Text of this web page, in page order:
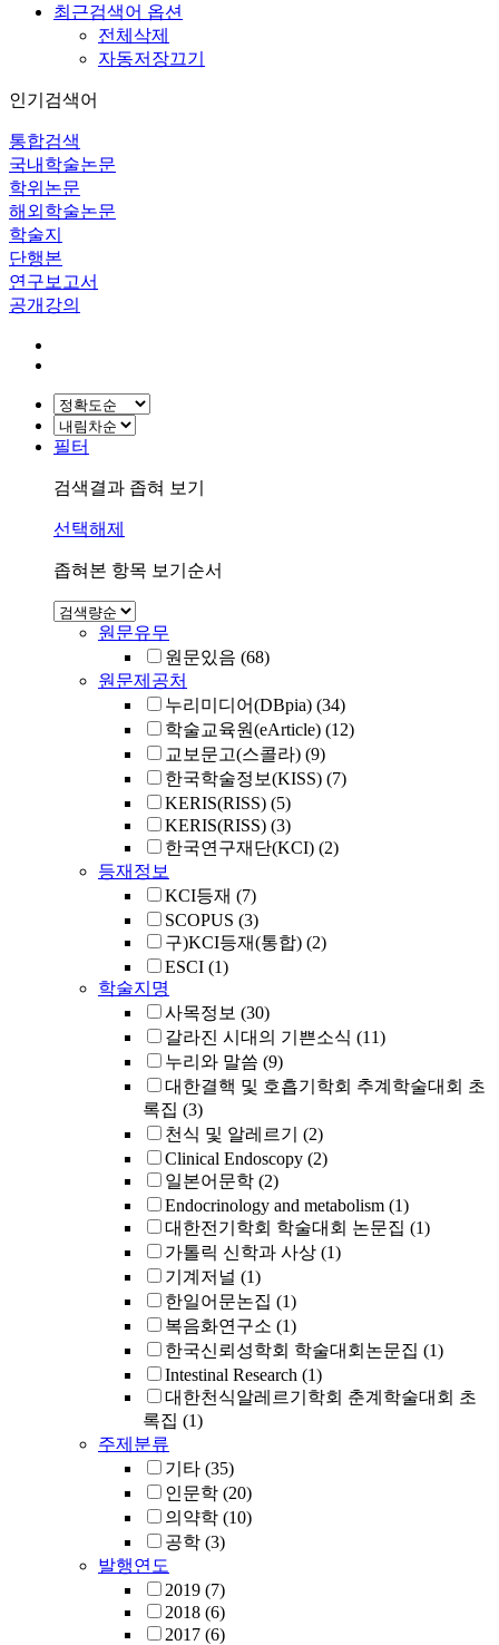
최근검색어 옵션
전체삭제
자동저장끄기
인기검색어
통합검색
국내학술논문
학위논문
해외학술논문
학술지
단행본
연구보고서
공개강의
필터
검색결과 좁혀 보기
선택해제
좁혀본 항목 보기순서
원문유무
원문있음 (68)
원문제공처
누리미디어(DBpia) (34)
학술교육원(eArticle) (12)
교보문고(스콜라) (9)
한국학술정보(KISS) (7)
KERIS(RISS) (5)
KERIS(RISS) (3)
한국연구재단(KCI) (2)
등재정보
KCI등재 (7)
SCOPUS (3)
구)KCI등재(통합) (2)
ESCI (1)
학술지명
사목정보 (30)
갈라진 시대의 기쁜소식 (11)
누리와 말씀 (9)
대한결핵 및 호흡기학회 추계학술대회 초
록집 (3)
천식 및 알레르기
(2)
Clinical Endoscopy (2)
일본어문학 (2)
Endocrinology and metabolism (1)
대한전기학회 학술대회 논문집 (1)
가톨릭 신학과 사상 (1)
기계저널 (1)
한일어문논집 (1)
복음화연구소 (1)
한국신뢰성학회 학술대회논문집 (1)
Intestinal Research (1)
대한천식알레르기학회 춘계학술대회 초
록집 (1)
주제분류
기타 (35)
인문학 (20)
의약학 (10)
공학 (3)
발행연도
2019 (7)
2018 (6)
2017 (6)